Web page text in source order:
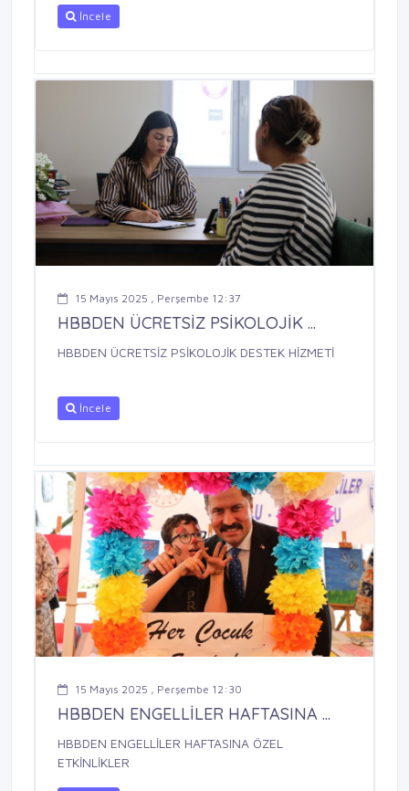
İncele
15 Mayıs 2025 , Perşembe 12:37
HBBDEN ÜCRETSİZ PSİKOLOJİK ...
HBBDEN ÜCRETSİZ PSİKOLOJİK DESTEK HİZMETİ
İncele
15 Mayıs 2025 , Perşembe 12:30
HBBDEN ENGELLİLER HAFTASINA ...
HBBDEN ENGELLİLER HAFTASINA ÖZEL
ETKİNLİKLER